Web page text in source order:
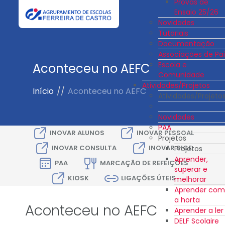
Ensaio 25/26
Novidades
Tutoriais
Documentação
Associações de
Escola e
Comunidade
Atividades/Projetos
Atividades/
Novidades
PAA
Projetos
Projetos
Aprender,
superar e
melhorar
Aprender com
a horta
Aprender a ler
DELF Scolaire
Aconteceu no AEFC
Início // Aconteceu no AEFC
INOVAR ALUNOS
INOVAR PESSOAL
INOVAR CONSULTA
INOVAR SIGE
PAA
MARCAÇÃO DE REFEIÇÕES
KIOSK
LIGAÇÕES ÚTEIS
Aconteceu no AEFC